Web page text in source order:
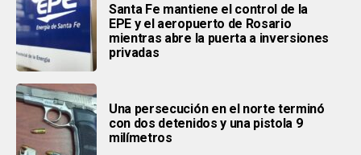
Santa Fe mantiene el control de la
EPE y el aeropuerto de Rosario
mientras abre la puerta a inversiones
privadas
Una persecución en el norte terminó
con dos detenidos y una pistola 9
milímetros